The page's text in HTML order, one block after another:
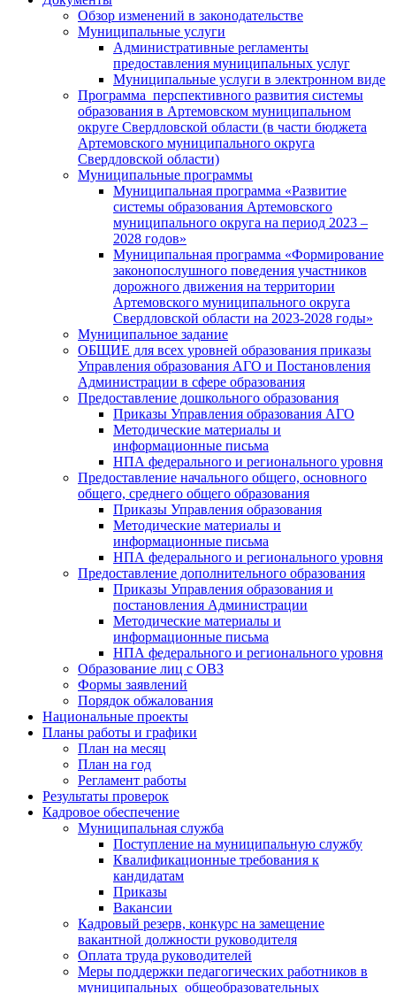
Обзор изменений в законодательстве
Муниципальные услуги
Административные регламенты
предоставления муниципальных услуг
Муниципальные услуги в электронном виде
Программа перспективного развития системы
образования в Артемовском муниципальном
округе Свердловской области (в части бюджета
Артемовского муниципального округа
Свердловской области)
Муниципальные программы
Муниципальная программа «Развитие
системы образования Артемовского
муниципального округа на период 2023 –
2028 годов»
Муниципальная программа «Формирование
законопослушного поведения участников
дорожного движения на территории
Артемовского муниципального округа
Свердловской области на 2023-2028 годы»
Муниципальное задание
ОБЩИЕ для всех уровней образования приказы
Управления образования АГО и Постановления
Администрации в сфере образования
Предоставление дошкольного образования
Приказы Управления образования АГО
Методические материалы и
информационные письма
НПА федерального и регионального уровня
Предоставление начального общего, основного
общего, среднего общего образования
Приказы Управления образования
Методические материалы и
информационные письма
НПА федерального и регионального уровня
Предоставление дополнительного образования
Приказы Управления образования и
постановления Администрации
Методические материалы и
информационные письма
НПА федерального и регионального уровня
Образование лиц с ОВЗ
Формы заявлений
Порядок обжалования
Национальные проекты
Планы работы и графики
План на месяц
План на год
Регламент работы
Результаты проверок
Кадровое обеспечение
Муниципальная служба
Поступление на муниципальную службу
Квалификационные требования к
кандидатам
Приказы
Вакансии
Кадровый резерв, конкурс на замещение
вакантной должности руководителя
Оплата труда руководителей
Меры поддержки педагогических работников в
муниципальных общеобразовательных